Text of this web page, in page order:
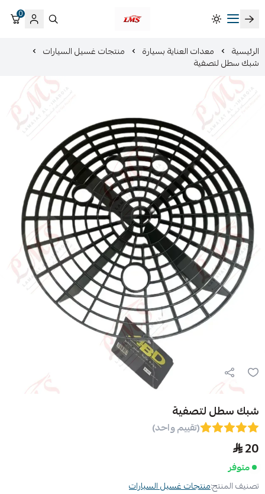
متجر لمسات الشرقية لزينة سيارات LMS
0
الرئيسية معدات العناية بسيارة منتجات غسيل السيارات
شبك سطل لتصفية
شبك سطل لتصفية
(تقييم واحد)
20
متوفر
تصنيف المنتج:منتجات غسيل السيارات